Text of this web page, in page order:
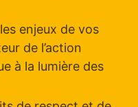
enjeux de vos
de l’action
à la lumière des